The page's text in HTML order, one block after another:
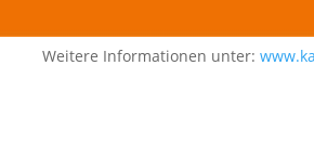
Weitere Informationen unter: